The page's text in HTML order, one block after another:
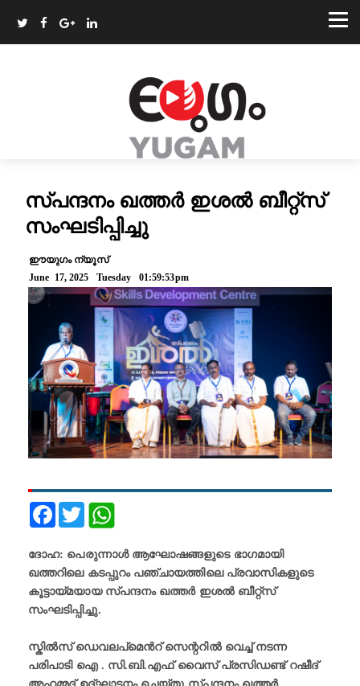
സ്പന്ദനം ഖത്തർ ഇശൽ ബീറ്റ്സ്
സംഘടിപ്പിച്ചു
ഈയുഗം ന്യൂസ്
June 17, 2025 Tuesday 01:59:53pm
FacebookTwitter
ദോഹ: പെരുന്നാൾ ആഘോഷങ്ങളുടെ ഭാഗമായി
ഖത്തറിലെ കടപ്പുറം പഞ്ചായത്തിലെ പ്രവാസികളുടെ
കൂട്ടായ്മയായ സ്പന്ദനം ഖത്തർ ഇശൽ ബീറ്റ്സ്
സംഘടിപ്പിച്ചു.
സ്കിൽസ് ഡെവലപ്മെൻറ് സെന്ററിൽ വെച്ച് നടന്ന
പരിപാടി ഐ . സി.ബി.എഫ് വൈസ് പ്രസിഡണ്ട് റഷീദ്